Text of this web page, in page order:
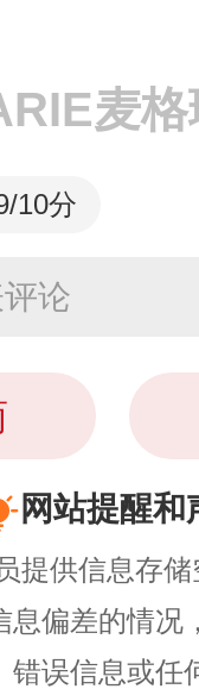
麦
10分
论
网站提醒和
提供信息存
息偏差的情况
错误信息或任